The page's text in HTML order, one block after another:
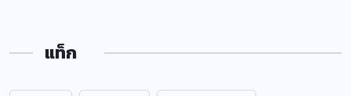
แท็ก